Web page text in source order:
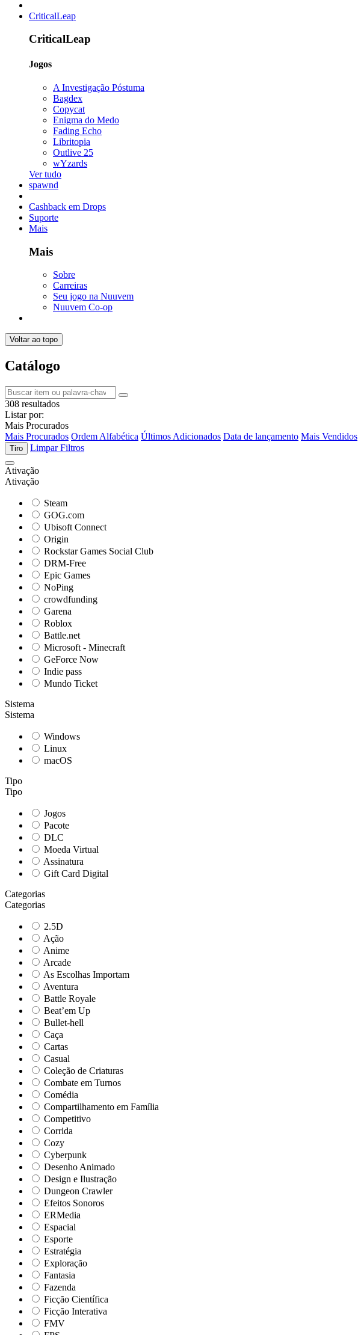
CriticalLeap
CriticalLeap
Jogos
A Investigação Póstuma
Bagdex
Copycat
Enigma do Medo
Fading Echo
Libritopia
Outlive 25
wYzards
Ver tudo
spawnd
Cashback em Drops
Suporte
Mais
Mais
Sobre
Carreiras
Seu jogo na Nuuvem
Nuuvem Co-op
Voltar ao topo
Catálogo
308 resultados
Listar por:
Mais Procurados
Mais Procurados Ordem Alfabética Últimos Adicionados Data de lançamento Mais Vendidos
Tiro Limpar Filtros
Ativação
Ativação
Steam
GOG.com
Ubisoft Connect
Origin
Rockstar Games Social Club
DRM-Free
Epic Games
NoPing
crowdfunding
Garena
Roblox
Battle.net
Microsoft - Minecraft
GeForce Now
Indie pass
Mundo Ticket
Sistema
Sistema
Windows
Linux
macOS
Tipo
Tipo
Jogos
Pacote
DLC
Moeda Virtual
Assinatura
Gift Card Digital
Categorias
Categorias
2.5D
Ação
Anime
Arcade
As Escolhas Importam
Aventura
Battle Royale
Beat’em Up
Bullet-hell
Caça
Cartas
Casual
Coleção de Criaturas
Combate em Turnos
Comédia
Compartilhamento em Família
Competitivo
Corrida
Cozy
Cyberpunk
Desenho Animado
Design e Ilustração
Dungeon Crawler
Efeitos Sonoros
ERMedia
Espacial
Esporte
Estratégia
Exploração
Fantasia
Fazenda
Ficção Científica
Ficção Interativa
FMV